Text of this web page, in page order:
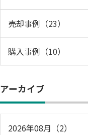
売却事例（23）
購入事例（10）
アーカイブ
2026年08月（2）